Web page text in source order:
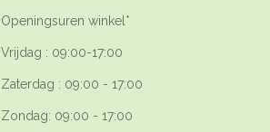
Openingsuren winkel*
Vrijdag : 09:00-17:00
Zaterdag : 09:00 - 17:00
Zondag: 09:00 - 17:00